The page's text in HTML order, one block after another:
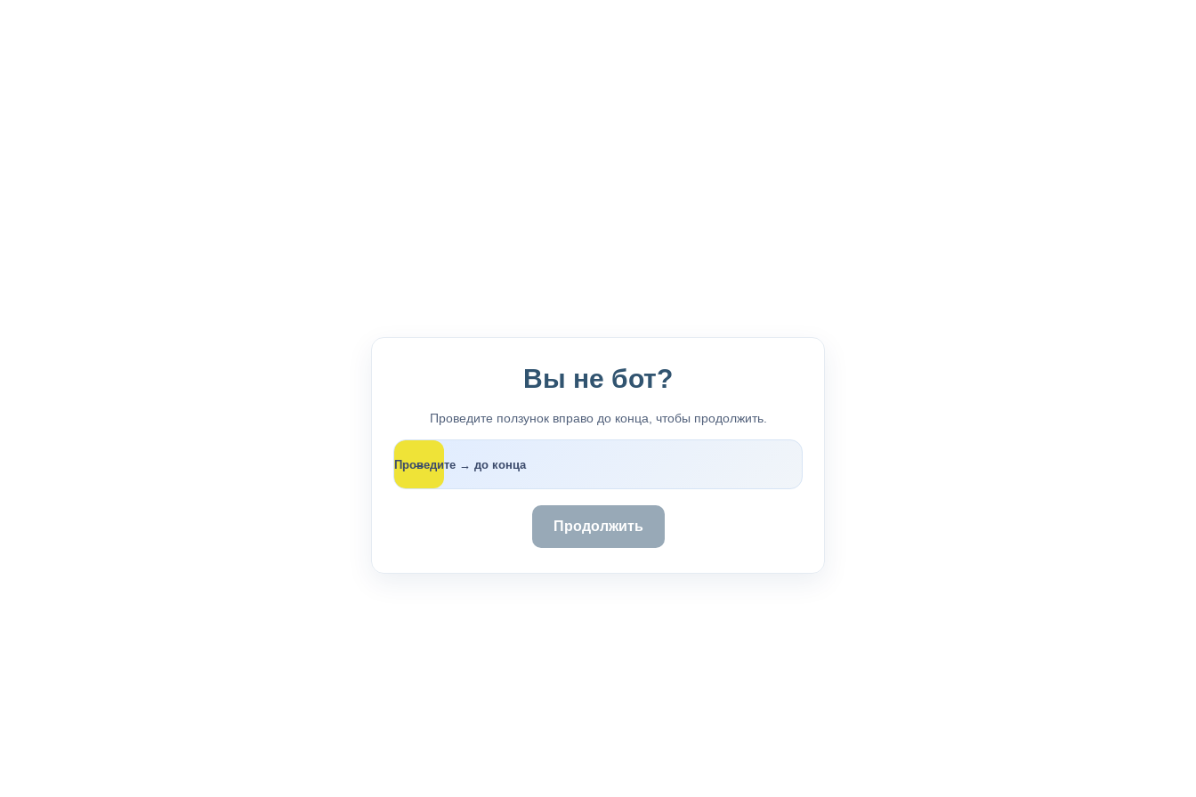
Вы не бот?
Проведите ползунок вправо до конца, чтобы продолжить.
Проведите → до конца
→
Продолжить